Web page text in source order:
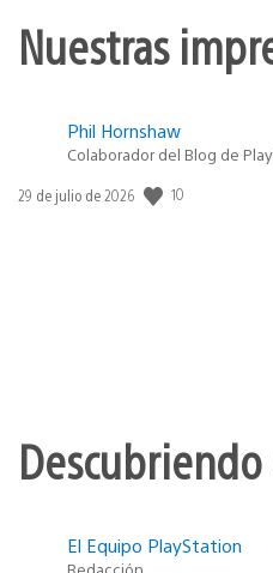
Nuestras
Phil Hornshaw
Colaborador del Blog de
Fecha
29 de julio de 2026 10
El Equipo PlayStation
Redacción